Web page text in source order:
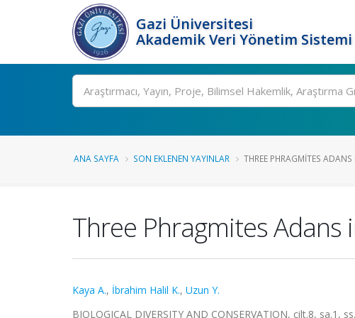
Gazi Üniversitesi
Akademik Veri Yönetim Sistemi
Ara
ANA SAYFA SON EKLENEN YAYINLAR THREE PHRAGMITES
Three Phragmites
Kaya A., İbrahim Halil K., Uzun Y.
BIOLOGICAL DIVERSITY AND CONSERVATION, cilt.8, sa.1,